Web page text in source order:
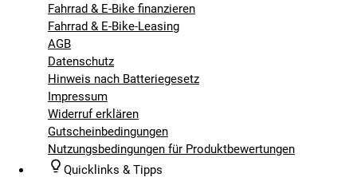
Fahrrad & E-Bike finanzieren
Fahrrad & E-Bike-Leasing
AGB
Datenschutz
Hinweis nach Batteriegesetz
Impressum
Widerruf erklären
Gutscheinbedingungen
Nutzungsbedingungen für Produktbewertungen
Quicklinks & Tipps